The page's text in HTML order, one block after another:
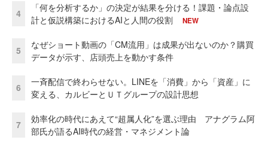
4
「何を分析するか」の決定が結果を分ける！課題・論点設
計と仮説構築におけるAIと人間の役割
NEW
5
なぜショート動画の「CM流用」は成果が出ないのか？購買
データが示す、店頭売上を動かす条件
6
一斉配信で終わらせない。LINEを「消費」から「資産」に
変える、カルビーとＵＴグループの設計思想
7
効率化の時代にあえて“超属人化”を選ぶ理由 アナグラム阿
部氏が語るAI時代の経営・マネジメント論